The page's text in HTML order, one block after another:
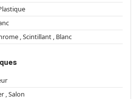
, Scintillant , Blanc
, Salon